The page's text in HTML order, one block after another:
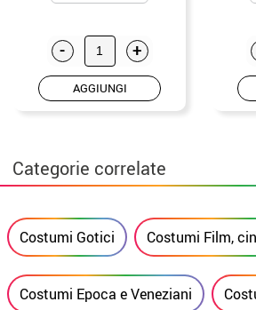
- +
AGGIUNGI
Categorie correlate
Costumi Gotici Costumi Film,
Costumi Epoca e Veneziani